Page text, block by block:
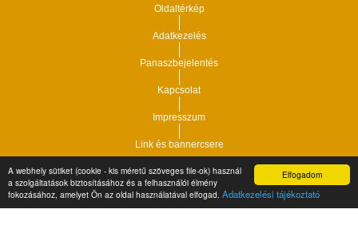
Elfogadom
A webhely sütiket (cookie - kis méretű szöveges file-ok) használ
a szolgáltatások biztosításához és a felhasználói élmény
fokozásához, amelyet Ön az oldal használatával elfogad. Adatkezelési tájékoztató
Oldaltérkép
Adatkezelés
Panaszbejelentés
Kapcsolat
Impresszum
Link és bannercsere
Copyright © 2021.Vár-Köz Kft. - Ingatlan nyilvántartó, ügyviteli és
adminisztrációs szoftver